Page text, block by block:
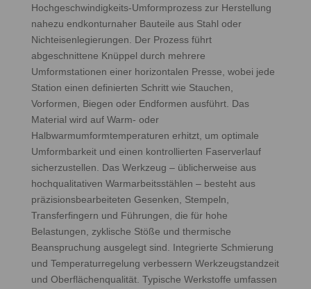
Hochgeschwindigkeits‑Umformprozess zur Herstellung
nahezu endkonturnaher Bauteile aus Stahl oder
Nichteisenlegierungen. Der Prozess führt
abgeschnittene Knüppel durch mehrere
Umformstationen einer horizontalen Presse, wobei jede
Station einen definierten Schritt wie Stauchen,
Vorformen, Biegen oder Endformen ausführt. Das
Material wird auf Warm- oder
Halbwarmumformtemperaturen erhitzt, um optimale
Umformbarkeit und einen kontrollierten Faserverlauf
sicherzustellen. Das Werkzeug – üblicherweise aus
hochqualitativen Warmarbeitsstählen – besteht aus
präzisionsbearbeiteten Gesenken, Stempeln,
Transferfingern und Führungen, die für hohe
Belastungen, zyklische Stöße und thermische
Beanspruchung ausgelegt sind. Integrierte Schmierung
und Temperaturregelung verbessern Werkzeugstandzeit
und Oberflächenqualität. Typische Werkstoffe umfassen